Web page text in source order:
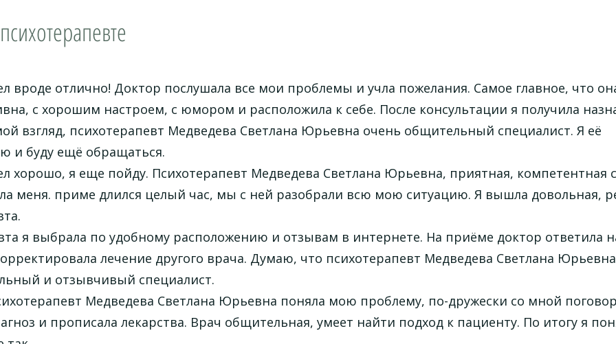
вроде отлично! Доктор послушала все мои проблемы и учла пожелания. Самое главное, что
с хорошим настроем, с юмором и расположила к себе. После консультации я получила
взгляд, психотерапевт Медведева Светлана Юрьевна очень общительный специалист. Я её
и буду ещё обращаться.
хорошо, я еще пойду. Психотерапевт Медведева Светлана Юрьевна, приятная, компетентная
меня. приме длился целый час, мы с ней разобрали всю мою ситуацию. Я вышла довольная,
я выбрала по удобному расположению и отзывам в интернете. На приёме доктор ответила
лечение другого врача. Думаю, что психотерапевт Медведева Светлана
и отзывчивый специалист.
Медведева Светлана Юрьевна поняла мою проблему, по-дружески со мной
и прописала лекарства. Врач общительная, умеет найти подход к пациенту. По итогу я